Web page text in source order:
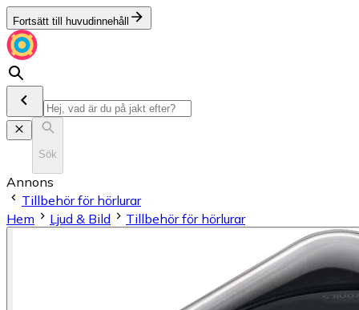
Fortsätt till huvudinnehåll
Sök
Annons
Tillbehör för hörlurar
Hem
Ljud & Bild Tillbehör för hörlurar